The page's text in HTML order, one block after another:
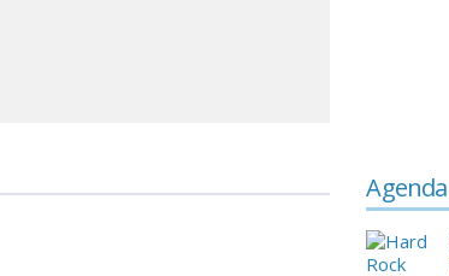
Agenda